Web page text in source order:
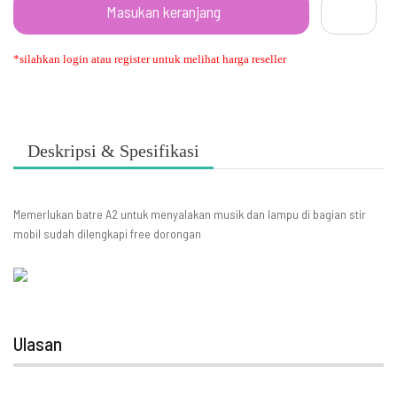
Masukan keranjang
*silahkan login atau register untuk melihat harga reseller
Deskripsi & Spesifikasi
Memerlukan batre A2 untuk menyalakan musik dan lampu di bagian stir
mobil sudah dilengkapi free dorongan
Ulasan